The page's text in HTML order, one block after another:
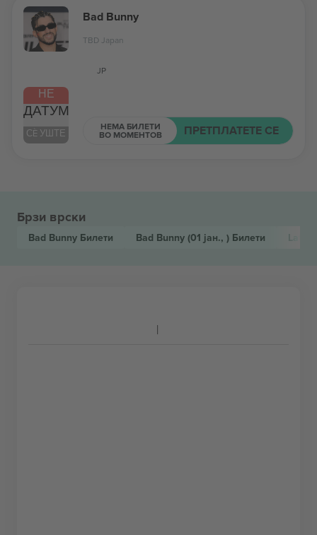
НЕ
ДАТУМ
СÈ УШТЕ
Bad Bunny
TBD Japan
JP
НЕМА БИЛЕТИ
ВО МОМЕНТОВ ПРЕТПЛАТЕТЕ СЕ
Брзи врски
Bad Bunny Билети Bad Bunny (01 јан., ) Билети